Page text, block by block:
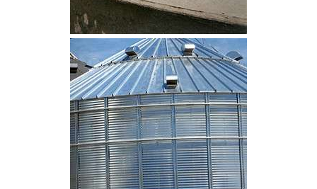
CLIQUEZ POUR AGRANDIR